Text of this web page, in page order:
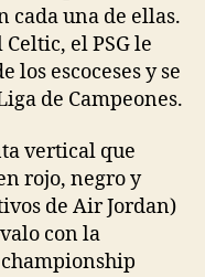
cada una de ellas.
el PSG le
escoceses y se
de Campeones.
vertical que
rojo, negro y
de Air Jordan)
con la